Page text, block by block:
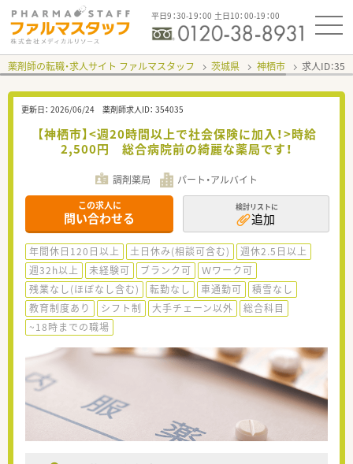
平日9：30-19：00 土日10：00-19：00
薬剤師の転職・求人サイト ファルマスタッフ 茨城県 神栖市 求人ID：
更新日： 2026/06/24 薬剤師求人ID： 354035
【神栖市】<週20時間以上で社会保険に加入！>時給
2,500円 総合病院前の綺麗な薬局です！
調剤薬局 パート・アルバイト
この求人に
問い合わせる
検討リストに
追加
年間休日120日以上 土日休み(相談可含む)
週休2.5日以上
週32h以上
未経験可 ブランク可
Ｗワーク可
残業なし(ほぼなし含む)
転勤なし 車通勤可
積雪なし
教育制度あり
シフト制 大手チェーン以外
総合科目
~18時までの職場